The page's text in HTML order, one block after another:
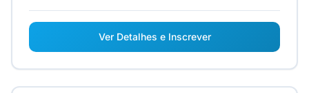
Ver Detalhes e Inscrever